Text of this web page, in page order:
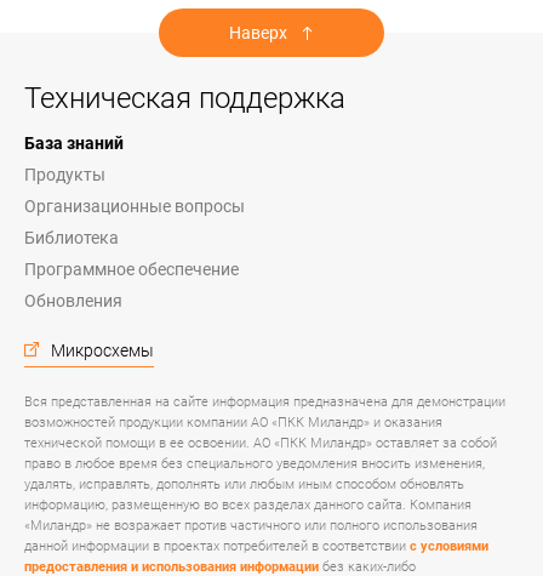
Наверх
Техническая поддержка
База знаний
Продукты
Организационные вопросы
Библиотека
Программное обеспечение
Обновления
Микросхемы
Вся представленная на сайте информация предназначена для демонстрации
возможностей продукции компании АО «ПКК Миландр» и оказания
технической помощи в ее освоении. АО «ПКК Миландр» оставляет за собой
право в любое время без специального уведомления вносить изменения,
удалять, исправлять, дополнять или любым иным способом обновлять
информацию, размещенную во всех разделах данного сайта. Компания
«Миландр» не возражает против частичного или полного использования
данной информации в проектах потребителей в соответствии с условиями
предоставления и использования информации без каких-либо